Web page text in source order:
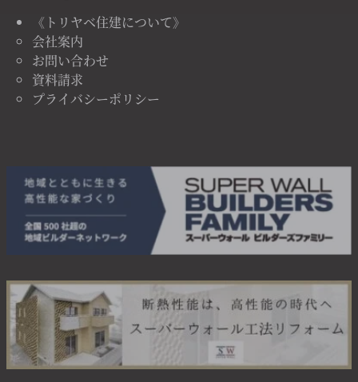
《トリヤベ住建について》
会社案内
お問い合わせ
資料請求
プライバシーポリシー